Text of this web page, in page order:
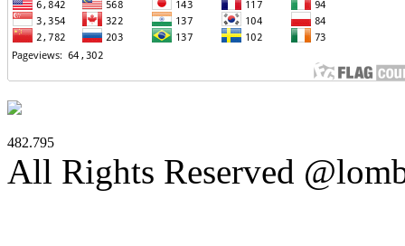
482.795
All Rights Reserved